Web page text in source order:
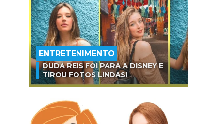
ENTRETENIMENTO
DUDA REIS FOI PARA A DISNEY E
TIROU FOTOS LINDAS!